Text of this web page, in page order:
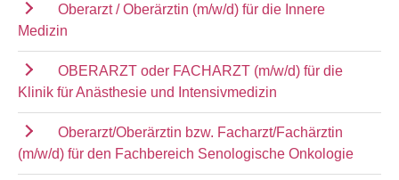
Oberarzt / Oberärztin (m/w/d) für die Innere
Medizin
OBERARZT oder FACHARZT (m/w/d) für die
Klinik für Anästhesie und Intensivmedizin
Oberarzt/Oberärztin bzw. Facharzt/Fachärztin
(m/w/d) für den Fachbereich Senologische Onkologie